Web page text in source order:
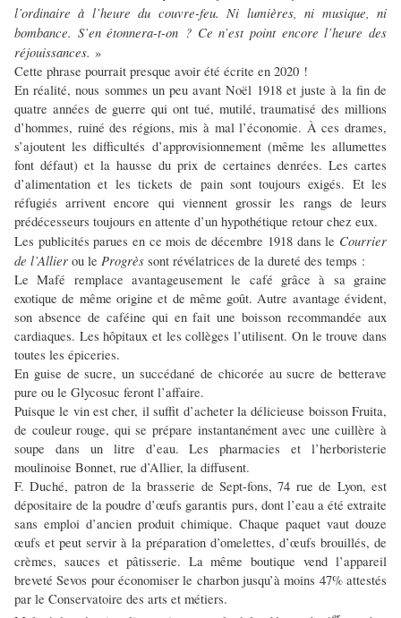
l’ordinaire à l’heure du couvre-feu. Ni lumières, ni musique, ni
bombance. S’en étonnera-t-on ? Ce n’est point encore l’heure des
réjouissances. »
Cette phrase pourrait presque avoir été écrite en 2020 !
En réalité, nous sommes un peu avant Noël 1918 et juste à la fin de
quatre années de guerre qui ont tué, mutilé, traumatisé des millions
d’hommes, ruiné des régions, mis à mal l’économie. À ces drames,
s’ajoutent les difficultés d’approvisionnement (même les allumettes
font défaut) et la hausse du prix de certaines denrées. Les cartes
d’alimentation et les tickets de pain sont toujours exigés. Et les
réfugiés arrivent encore qui viennent grossir les rangs de leurs
prédécesseurs toujours en attente d’un hypothétique retour chez eux.
Les publicités parues en ce mois de décembre 1918 dans le Courrier
de l’Allier ou le Progrès sont révélatrices de la dureté des temps :
Le Mafé remplace avantageusement le café grâce à sa graine
exotique de même origine et de même goût. Autre avantage évident,
son absence de caféine qui en fait une boisson recommandée aux
cardiaques. Les hôpitaux et les collèges l’utilisent. On le trouve dans
toutes les épiceries.
En guise de sucre, un succédané de chicorée au sucre de betterave
pure ou le Glycosuc feront l’affaire.
Puisque le vin est cher, il suffit d’acheter la délicieuse boisson Fruita,
de couleur rouge, qui se prépare instantanément avec une cuillère à
soupe dans un litre d’eau. Les pharmacies et l’herboristerie
moulinoise Bonnet, rue d’Allier, la diffusent.
F. Duché, patron de la brasserie de Sept-fons, 74 rue de Lyon, est
dépositaire de la poudre d’œufs garantis purs, dont l’eau a été extraite
sans emploi d’ancien produit chimique. Chaque paquet vaut douze
œufs et peut servir à la préparation d’omelettes, d’œufs brouillés, de
crèmes, sauces et pâtisserie. La même boutique vend l’appareil
breveté Sevos pour économiser le charbon jusqu’à moins 47% attestés
par le Conservatoire des arts et métiers.